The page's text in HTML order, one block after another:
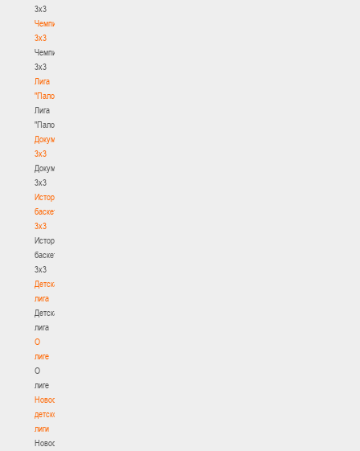
3x3
Чемпионат
3х3
Чемпионат
3х3
Лига
"Палова"
Лига
"Палова"
Документы
3х3
Документы
3х3
История
баскетбола
3х3
История
баскетбола
3х3
Детская
лига
Детская
лига
О
лиге
О
лиге
Новости
детской
лиги
Новости